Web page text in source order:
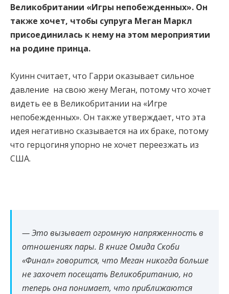
Великобритании «Игры непобежденных». Он
также хочет, чтобы супруга Меган Маркл
присоединилась к нему на этом мероприятии
на родине принца.
Куинн считает, что Гарри оказывает сильное
давление на свою жену Меган, потому что хочет
видеть ее в Великобритании на «Игре
непобежденных». Он также утверждает, что эта
идея негативно сказывается на их браке, потому
что герцогиня упорно не хочет переезжать из
США.
— Это вызывает огромную напряженность в
отношениях пары. В книге Омида Скоби
«Финал» говорится, что Меган никогда больше
не захочет посещать Великобританию, но
теперь она понимает, что приближаются